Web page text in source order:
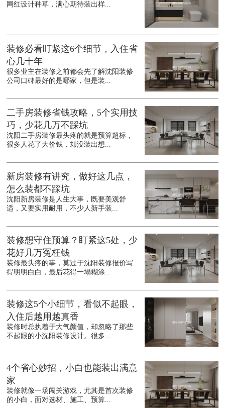
网红设计种草，满心期待装出样...
装修必看盯紧这6个细节，入住省
心几十年
很多业主在装修之前都会先了解沈阳装修
公司口碑最好的是哪家，但是装...
二手房装修省钱攻略，5个实用技
巧，少花几万不踩坑
沈阳二手房装修最头疼的就是预算超标，
很多人花了大价钱，却没装出想...
新房装修有讲究，做好这几点，
怎么装都不踩坑
沈阳新房装修是人生大事，既要美观舒
适，又要实用耐用，不少人新手装...
装修想守住预算？盯紧这5处，少
花好几万冤枉钱
装修最头疼的事，莫过于沈阳装修报价写
得明明白白，最后花得一塌糊涂...
装修这5个小细节，看似不起眼，
入住后越用越真香
装修时总执着于大气颜值，却忽略了那些
不起眼的小沈阳装修设计。很多...
4个省心妙招，小白也能装出满意
家
装修就像一场闯关游戏，尤其是首次装修
的小白，面对选材、施工、预算...